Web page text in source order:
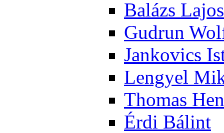
Ba­lázs La­jos
Gud­run
Jan­ko­vics
Len­gyel
Tho­mas
Ér­di Bá­lint